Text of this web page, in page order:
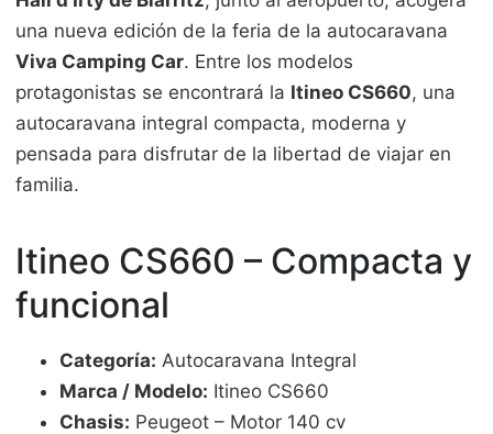
una nueva edición de la feria de la autocaravana
Viva Camping Car. Entre los modelos
protagonistas se encontrará la Itineo CS660, una
autocaravana integral compacta, moderna y
pensada para disfrutar de la libertad de viajar en
familia.
Itineo CS660 – Compacta y
funcional
Categoría: Autocaravana Integral
Marca / Modelo: Itineo CS660
Chasis: Peugeot – Motor 140 cv